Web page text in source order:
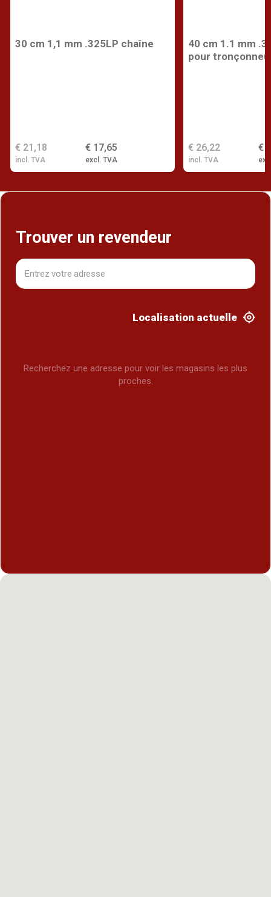
30 cm 1,1 mm .325LP chaîne
€ 17,65
excl. TVA
€ 21,18
incl. TVA
40 cm 1.1 mm
pour
€
€ 26,22
incl. TVA
Trouver un revendeur
Localisation actuelle
Recherchez une adresse pour voir les magasins les plus
proches.